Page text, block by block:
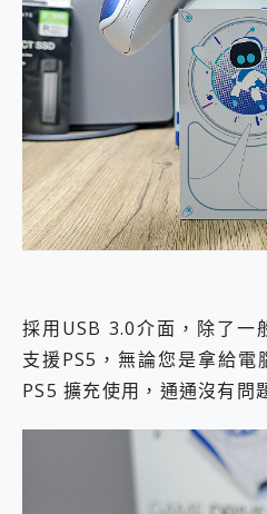
採用USB 3.0介面，除了一
支援PS5，無論您是拿給電
PS5 擴充使用，通通沒有問